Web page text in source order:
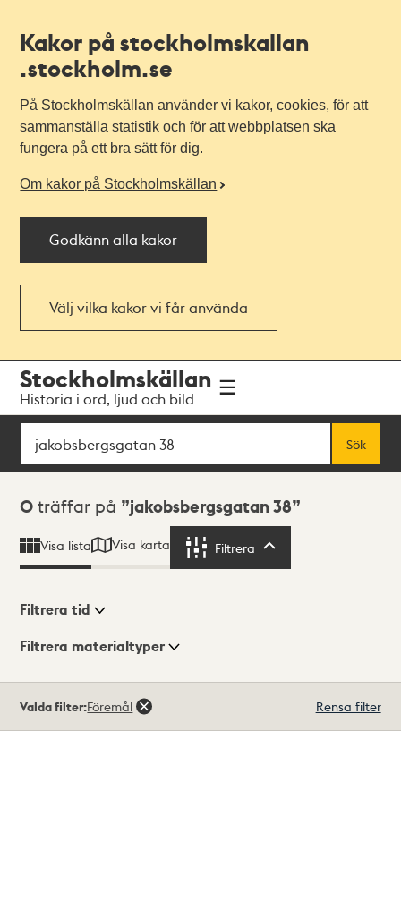
Kakor på stockholmskallan
.stockholm.se
På Stockholmskällan använder vi kakor, cookies, för att
sammanställa statistik och för att webbplatsen ska
fungera på ett bra sätt för dig.
Om kakor på Stockholmskällan
Godkänn alla kakor
Välj vilka kakor vi får använda
navigationen
huvudinnehållet
Stockholmskällan
Historia i ord, ljud och bild
Sök
Sök
Sökresultat
0 träffar på jakobsbergsgatan 38
Visa lista Visa karta Filtrera
Visningsläge
Filtrera tid
Filtrera materialtyper
träffar
Valda filter:Föremål Rensa filter